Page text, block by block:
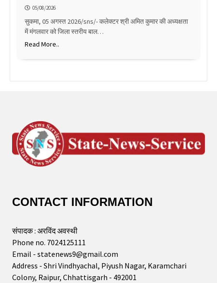
05/08/2026
सुकमा, 05 अगस्त 2026/sns/- कलेक्टर श्री अमित कुमार की अध्यक्षता
में मंगलवार को जिला स्तरीय बाल…
Read More..
CONTACT INFORMATION
संपादक : अरविंद अवस्थी
Phone no. 7024125111
Email - statenews9@gmail.com
Address - Shri Vindhyachal, Piyush Nagar, Karamchari
Colony, Raipur, Chhattisgarh - 492001